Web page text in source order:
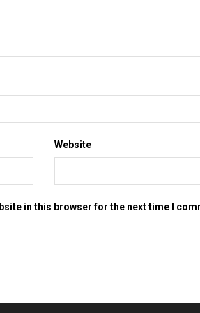
Website
in this browser for the next time I